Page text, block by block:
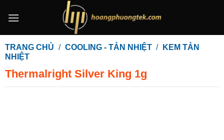
qua
dung
TRANG CHỦ / COOLING - TẢN NHIỆT /
KEM TẢN
NHIỆT
Thermalright Silver King 1g